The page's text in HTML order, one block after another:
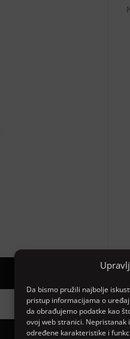
Da bismo pružili najbolje
pristup informacijama o
da obrađujemo podatke kao
ovoj web stranici. Nepristanak
određene karakteristike i